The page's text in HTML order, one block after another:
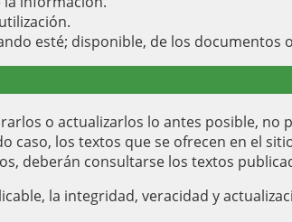
esté; disponible, de los documentos
o actualizarlos lo antes posible,
los textos que se ofrecen en el
deberán consultarse los textos
la integridad, veracidad y